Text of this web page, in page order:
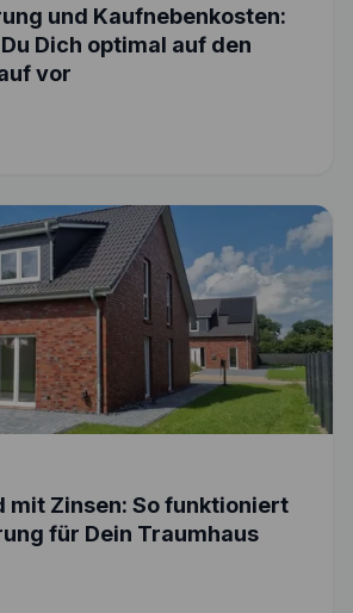
und Kaufnebenkosten:
Dich optimal auf den
vor
mit Zinsen: So funktioniert
für Dein Traumhaus